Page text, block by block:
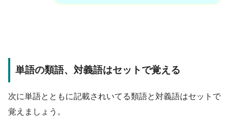
単語の類語、対義語はセットで覚える
次に単語とともに記載されいてる類語と対義語はセットで
覚えましょう。